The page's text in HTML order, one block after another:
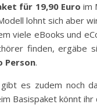
für 19,90 Euro im
lohnt sich aber
viele eBooks und
finden, ergäbe
Person.
es zudem noch
Basispaket könnt